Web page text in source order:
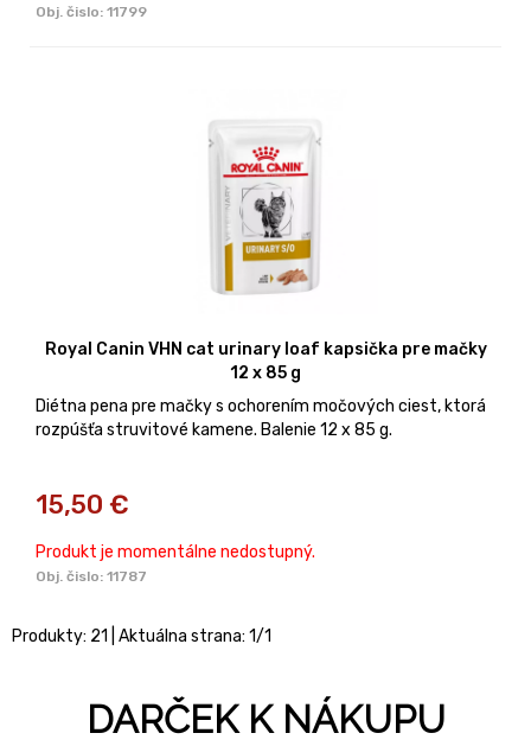
Obj. čislo: 11799
Royal Canin VHN cat urinary loaf kapsička pre mačky
12 x 85 g
Diétna pena pre mačky s ochorením močových ciest, ktorá
rozpúšťa struvitové kamene. Balenie 12 x 85 g.
15,50 €
Produkt je momentálne nedostupný.
Obj. čislo: 11787
Produkty: 21 | Aktuálna strana: 1/1
DARČEK K NÁKUPU